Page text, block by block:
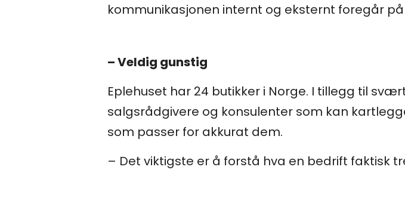
kommunikasjonen internt og eksternt foregår
– Veldig gunstig
Eplehuset har 24 butikker i Norge. I tillegg til
salgsrådgivere og konsulenter som kan
som passer for akkurat dem.
– Det viktigste er å forstå hva en bedrift faktisk